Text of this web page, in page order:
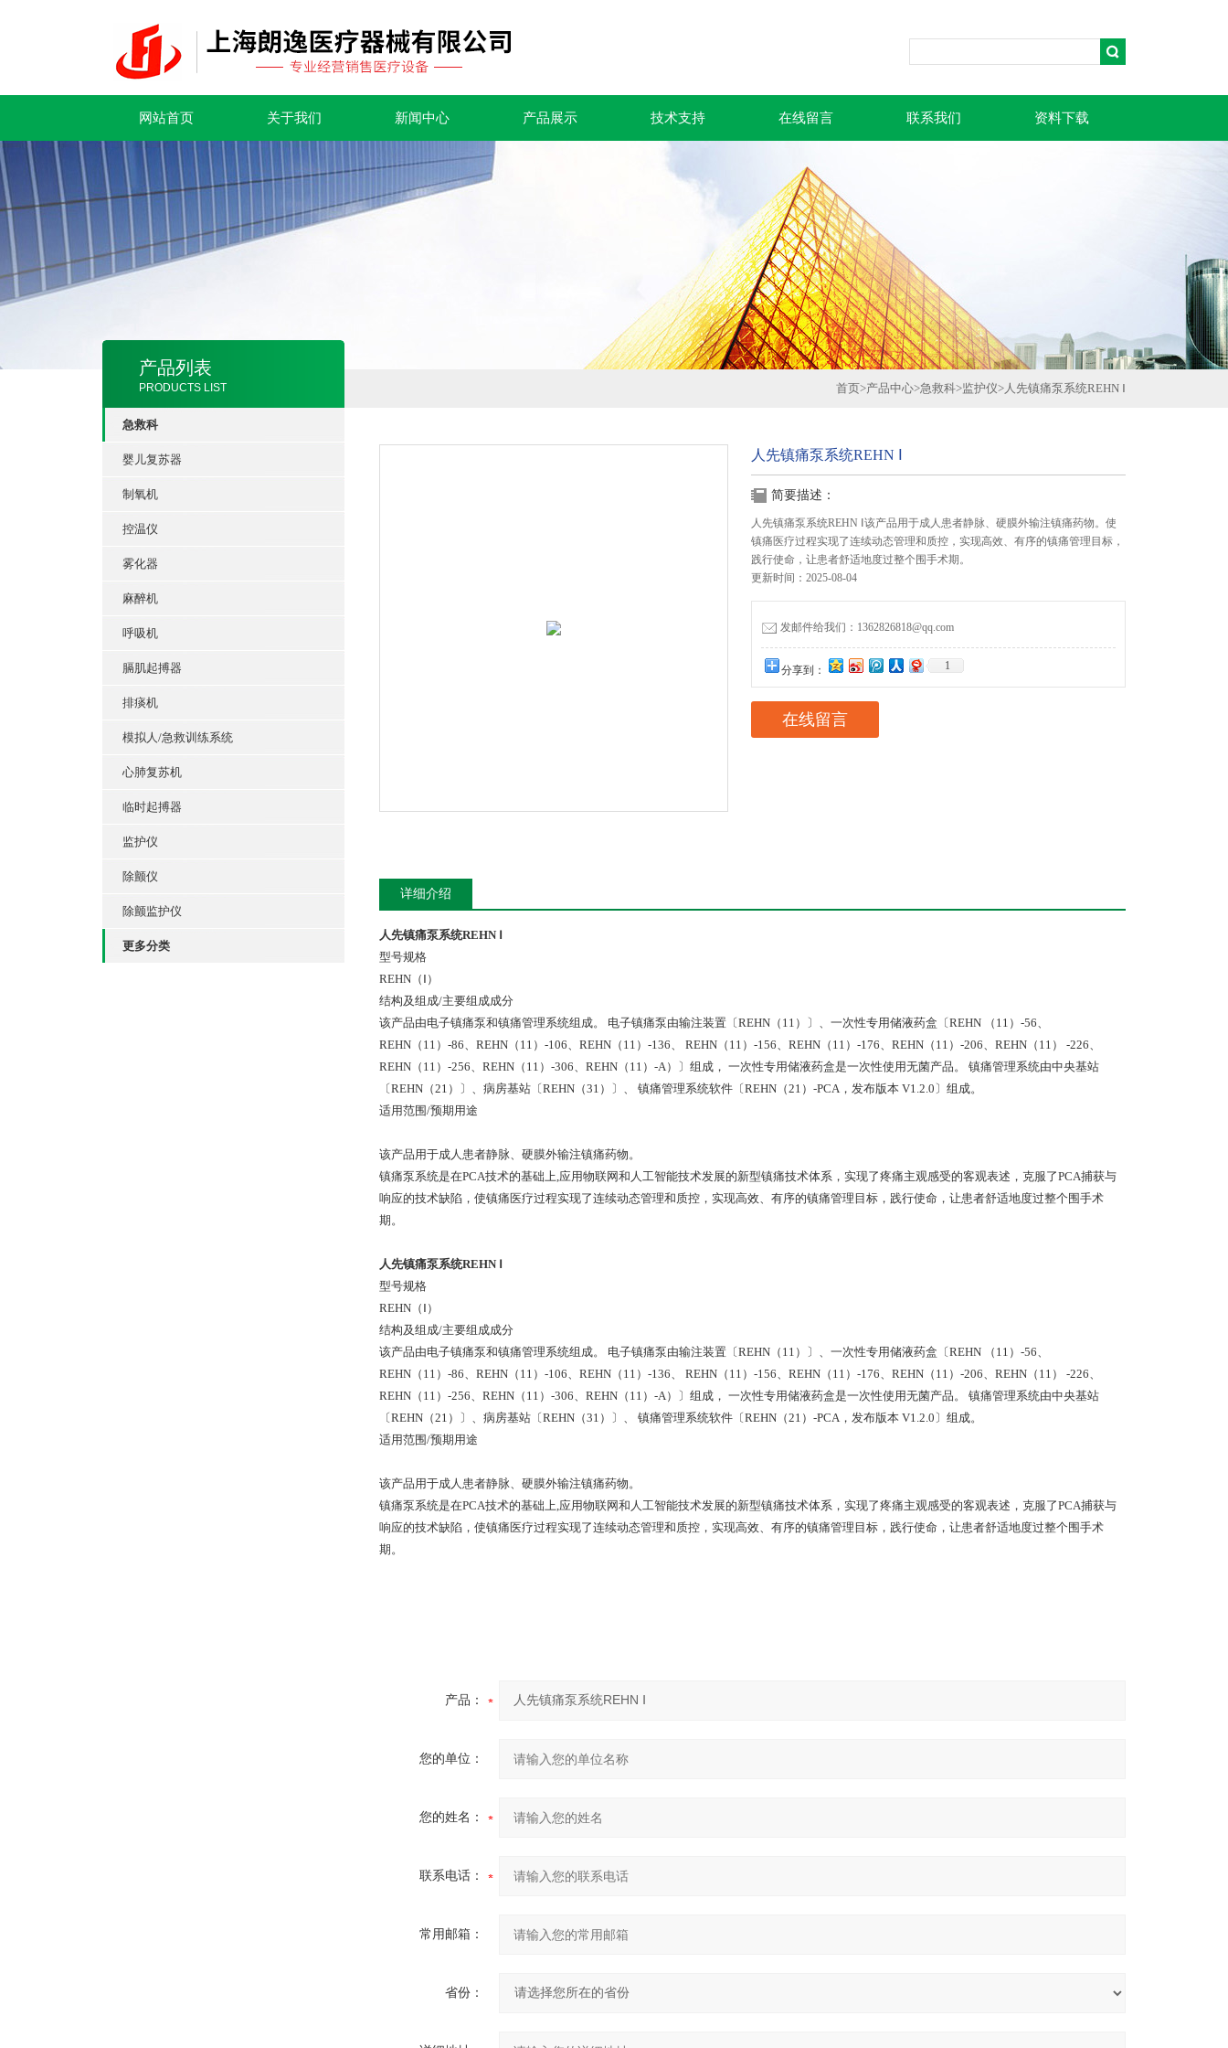
网站首页 关于我们 新闻中心 产品展示 技术支持 在线留言 联系我们 资料下载
产品列表
PRODUCTS LIST
急救科
婴儿复苏器
制氧机
控温仪
雾化器
麻醉机
呼吸机
膈肌起搏器
排痰机
模拟人/急救训练系统
心肺复苏机
临时起搏器
监护仪
除颤仪
除颤监护仪
更多分类
首页>产品中心>急救科>监护仪>人先镇痛泵系统REHN Ⅰ
人先镇痛泵系统REHN Ⅰ
简要描述：
人先镇痛泵系统REHN Ⅰ该产品用于成人患者静脉、硬膜外输注镇痛药物。使
镇痛医疗过程实现了连续动态管理和质控，实现高效、有序的镇痛管理目标，
践行使命，让患者舒适地度过整个围手术期。
更新时间：2025-08-04
发邮件给我们：1362826818@qq.com
分享到： 1
在线留言
详细介绍
人先镇痛泵系统REHN Ⅰ
型号规格
REHN（Ⅰ）
结构及组成/主要组成成分
该产品由电子镇痛泵和镇痛管理系统组成。 电子镇痛泵由输注装置〔REHN（11）〕、一次性专用储液药盒〔REHN （11）-56、
REHN（11）-86、REHN（11）-106、REHN（11）-136、 REHN（11）-156、REHN（11）-176、REHN（11）-206、REHN（11） -226、
REHN（11）-256、REHN（11）-306、REHN（11）-A）〕组成， 一次性专用储液药盒是一次性使用无菌产品。 镇痛管理系统由中央基站
〔REHN（21）〕、病房基站〔REHN（31）〕、 镇痛管理系统软件〔REHN（21）-PCA，发布版本 V1.2.0〕组成。
适用范围/预期用途
该产品用于成人患者静脉、硬膜外输注镇痛药物。
镇痛泵系统是在PCA技术的基础上,应用物联网和人工智能技术发展的新型镇痛技术体系，实现了疼痛主观感受的客观表述，克服了PCA捕获与
响应的技术缺陷，使镇痛医疗过程实现了连续动态管理和质控，实现高效、有序的镇痛管理目标，践行使命，让患者舒适地度过整个围手术
期。
人先镇痛泵系统REHN Ⅰ
型号规格
REHN（Ⅰ）
结构及组成/主要组成成分
该产品由电子镇痛泵和镇痛管理系统组成。 电子镇痛泵由输注装置〔REHN（11）〕、一次性专用储液药盒〔REHN （11）-56、
REHN（11）-86、REHN（11）-106、REHN（11）-136、 REHN（11）-156、REHN（11）-176、REHN（11）-206、REHN（11） -226、
REHN（11）-256、REHN（11）-306、REHN（11）-A）〕组成， 一次性专用储液药盒是一次性使用无菌产品。 镇痛管理系统由中央基站
〔REHN（21）〕、病房基站〔REHN（31）〕、 镇痛管理系统软件〔REHN（21）-PCA，发布版本 V1.2.0〕组成。
适用范围/预期用途
该产品用于成人患者静脉、硬膜外输注镇痛药物。
镇痛泵系统是在PCA技术的基础上,应用物联网和人工智能技术发展的新型镇痛技术体系，实现了疼痛主观感受的客观表述，克服了PCA捕获与
响应的技术缺陷，使镇痛医疗过程实现了连续动态管理和质控，实现高效、有序的镇痛管理目标，践行使命，让患者舒适地度过整个围手术
期。
产品：
您的单位：
您的姓名：
联系电话：
常用邮箱：
省份：